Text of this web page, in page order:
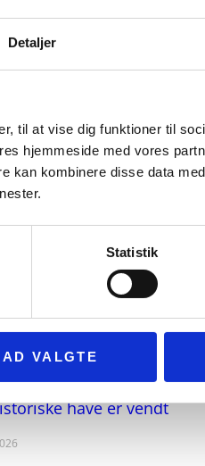
Detaljer
til at vise dig funktioner til
hjemmeside med vores
kan kombinere disse data
Statistik
VALGTE
have er vendt